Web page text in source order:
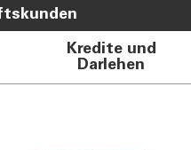
Kredite und
Darlehen